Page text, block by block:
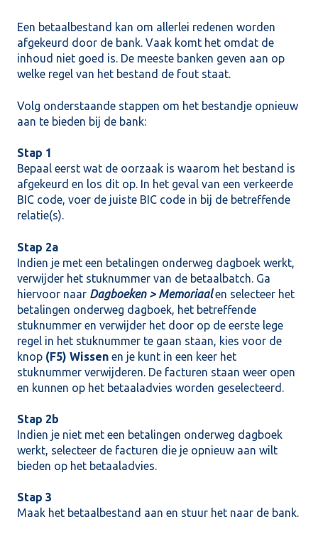
Een betaalbestand kan om allerlei redenen worden
afgekeurd door de bank. Vaak komt het omdat de
inhoud niet goed is. De meeste banken geven aan op
welke regel van het bestand de fout staat.
Volg onderstaande stappen om het bestandje opnieuw
aan te bieden bij de bank:
Stap 1
Bepaal eerst wat de oorzaak is waarom het bestand is
afgekeurd en los dit op. In het geval van een verkeerde
BIC code, voer de juiste BIC code in bij de betreffende
relatie(s).
Stap 2a
Indien je met een betalingen onderweg dagboek werkt,
verwijder het stuknummer van de betaalbatch. Ga
hiervoor naar Dagboeken > Memoriaalen selecteer het
betalingen onderweg dagboek, het betreffende
stuknummer en verwijder het door op de eerste lege
regel in het stuknummer te gaan staan, kies voor de
knop (F5) Wissen en je kunt in een keer het
stuknummer verwijderen. De facturen staan weer open
en kunnen op het betaaladvies worden geselecteerd.
Stap 2b
Indien je niet met een betalingen onderweg dagboek
werkt, selecteer de facturen die je opnieuw aan wilt
bieden op het betaaladvies.
Stap 3
Maak het betaalbestand aan en stuur het naar de bank.